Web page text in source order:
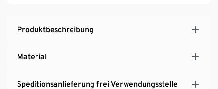
Produktbeschreibung
Material
Speditionsanlieferung frei Verwendungsstelle